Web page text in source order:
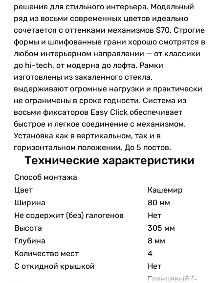
решение для стильного интерьера. Модельный
ряд из восьми современных цветов идеально
сочетается с оттенками механизмов S70. Строгие
формы и шлифованные грани хорошо смотрятся в
любом интерьерном направлении — от классики
до hi-tech, от модерна до лофта. Рамки
изготовлены из закаленного стекла,
выдерживают огромные нагрузки и практически
не ограничены в сроке годности. Система из
восьми фиксаторов Easy Click обеспечивает
быстрое и легкое соединение с механизмом.
Установка как в вертикальном, так и в
горизонтальном положении. До 5 постов.
Технические характеристики
Способ монтажа
Цвет
Кашемир
Ширина
80 мм
Не содержит (без) галогенов
Нет
Высота
305 мм
Глубина
8 мм
Количество мест
4
С откидной крышкой
Нет
Глянцевый (-